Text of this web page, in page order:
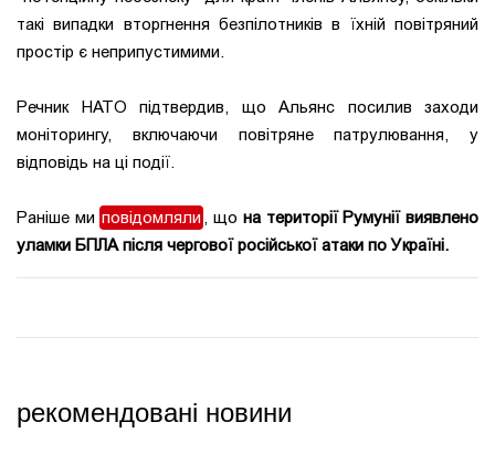
такі випадки вторгнення безпілотників в їхній повітряний
простір є неприпустимими.
Речник НАТО підтвердив, що Альянс посилив заходи
моніторингу, включаючи повітряне патрулювання, у
відповідь на ці події.
Раніше ми повідомляли , що на території Румунії виявлено
уламки БПЛА після чергової російської атаки по Україні.
рекомендовані новини